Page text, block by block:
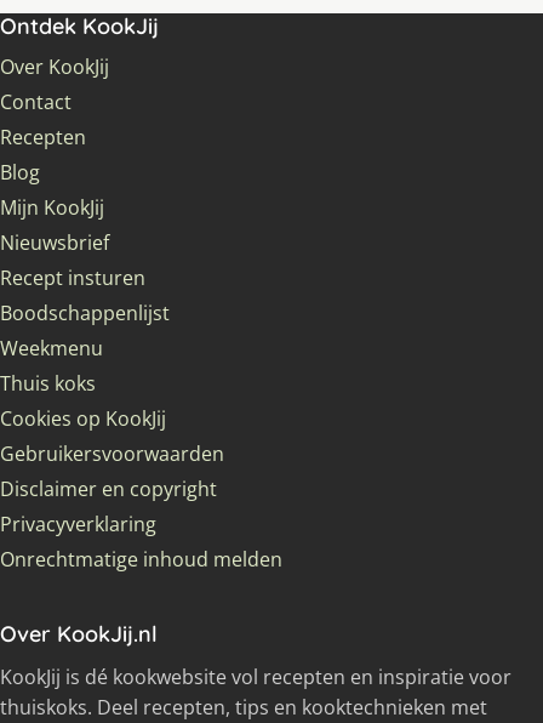
Ontdek KookJij
Over KookJij
Contact
Recepten
Blog
Mijn KookJij
Nieuwsbrief
Recept insturen
Boodschappenlijst
Weekmenu
Thuis koks
Cookies op KookJij
Gebruikersvoorwaarden
Disclaimer en copyright
Privacyverklaring
Onrechtmatige inhoud melden
Over KookJij.nl
KookJij is dé kookwebsite vol recepten en inspiratie voor
thuiskoks. Deel recepten, tips en kooktechnieken met